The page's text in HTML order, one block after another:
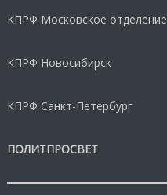
КПРФ Московское отделение
КПРФ Новосибирск
КПРФ Санкт-Петербург
ПОЛИТПРОСВЕТ